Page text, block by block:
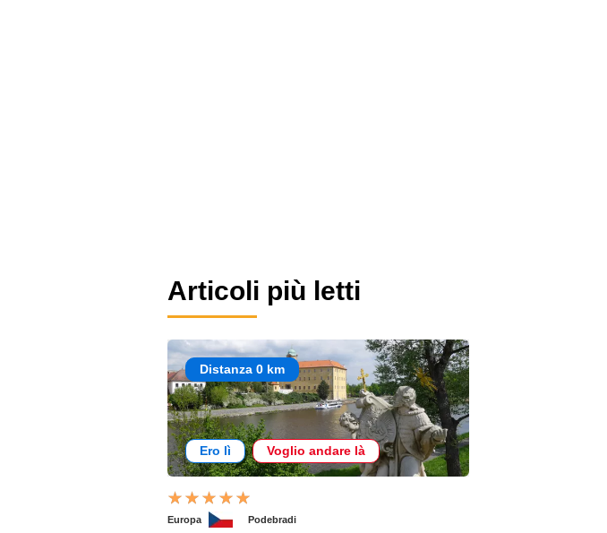
Articoli più letti
Distanza 0 km
Ero lì Voglio andare là
Europa Podebradi